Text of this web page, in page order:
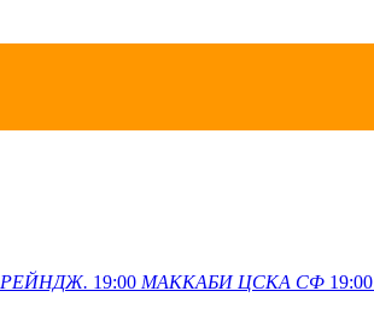
РЕЙНДЖ. 19:00 МАККАБИ ЦСКА СФ 19:00